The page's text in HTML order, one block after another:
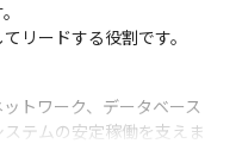
リードする役割です。
トワーク、データベース
テムの安定稼働を支えま